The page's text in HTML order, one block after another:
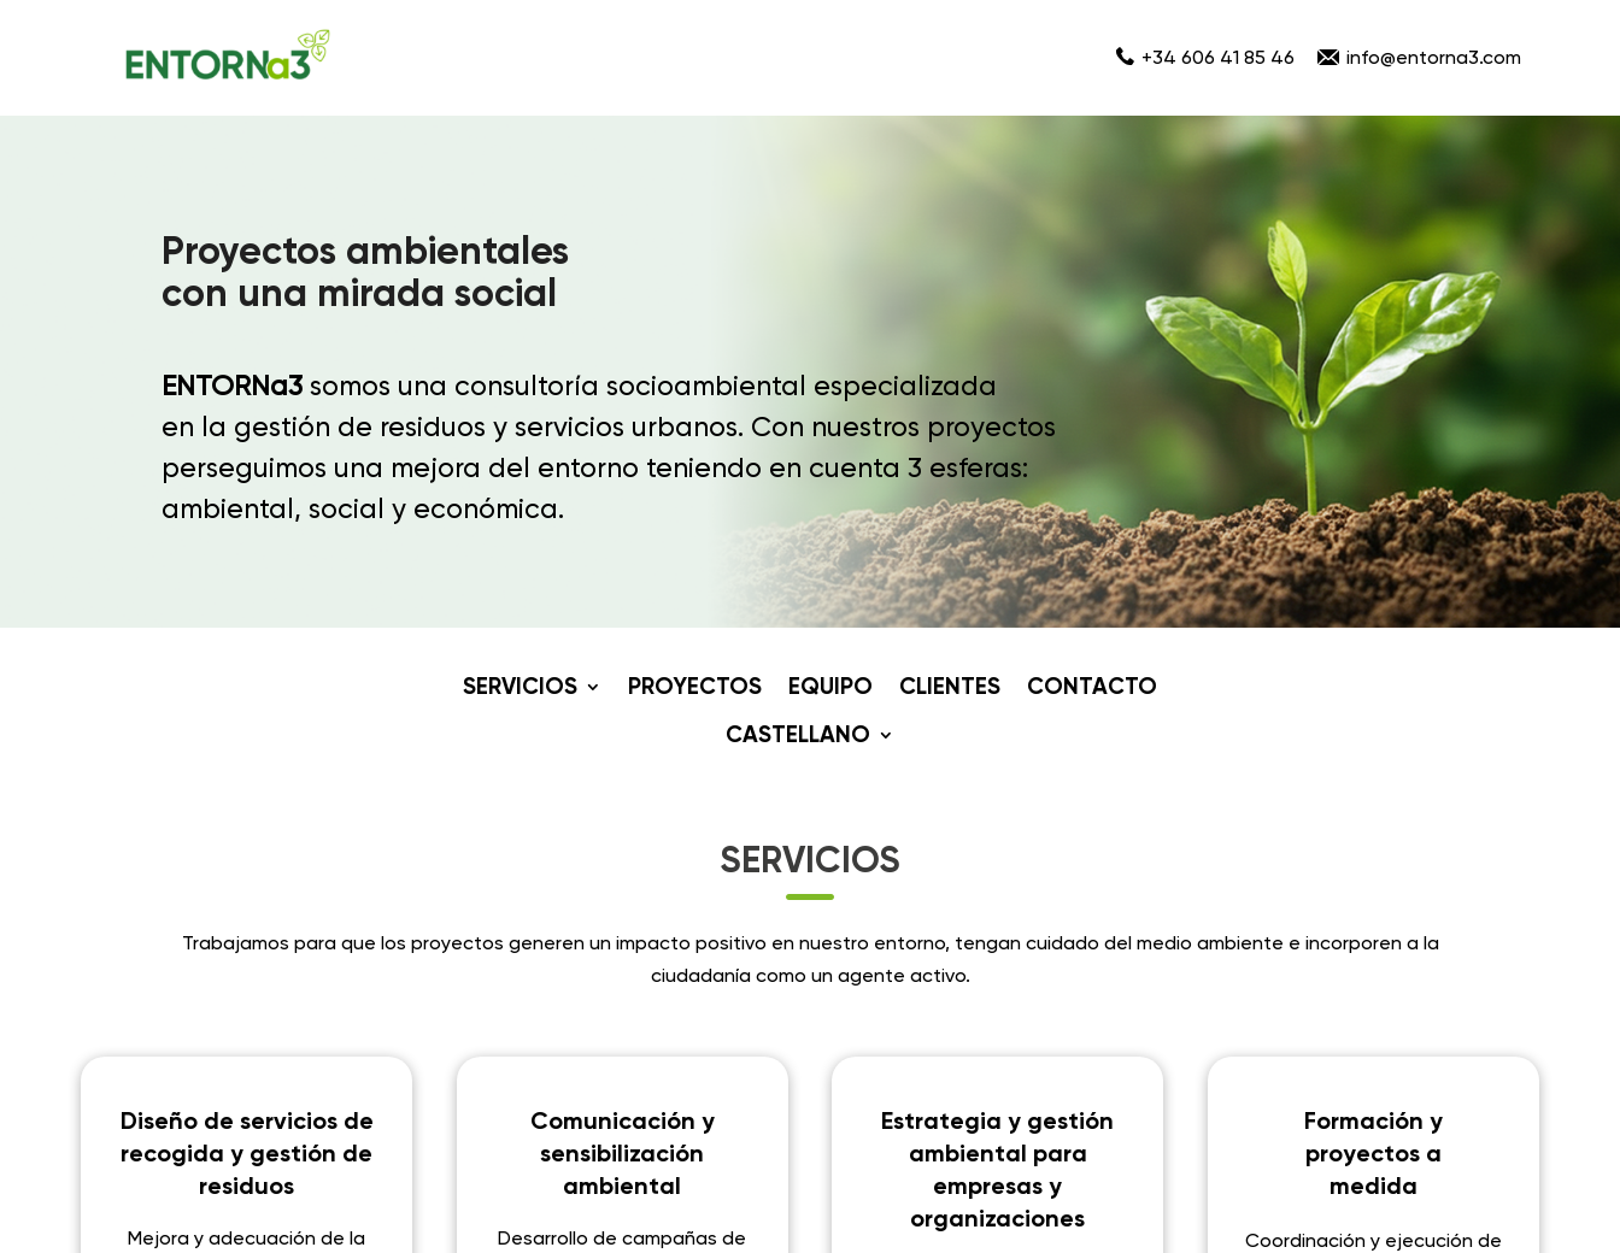
+34 606 41 85 46 info@entorna3.com
Proyectos ambientales
con una mirada social
ENTORNa3 somos una consultoría socioambiental especializada
en la gestión de residuos y servicios urbanos. Con nuestros proyectos
perseguimos una mejora del entorno teniendo en cuenta 3 esferas:
ambiental, social y económica.
SERVICIOS PROYECTOS EQUIPO CLIENTES
CONTACTO
CASTELLANO
SERVICIOS

Trabajamos para que los proyectos generen un impacto positivo en nuestro entorno, tengan cuidado del medio ambiente e incorporen a la
ciudadanía como un agente activo.
Diseño de servicios de
recogida y gestión de
residuos
Mejora y adecuación de la
Comunicación y
sensibilización
ambiental
Desarrollo de campañas de
Estrategia y gestión
ambiental para
empresas y
organizaciones
Formación y
proyectos a
medida
Coordinación y ejecución de